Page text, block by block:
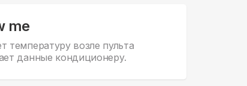
me
температуру возле пульта
данные кондиционеру.